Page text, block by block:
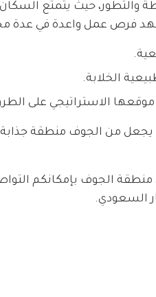
حيث يتمتع السكان
فرص عمل واعدة في عدة
الخلابة.
الاستراتيجي على
يجعل من الجوف منطقة
منطقة الجوف بإمكانكم
السعودي.